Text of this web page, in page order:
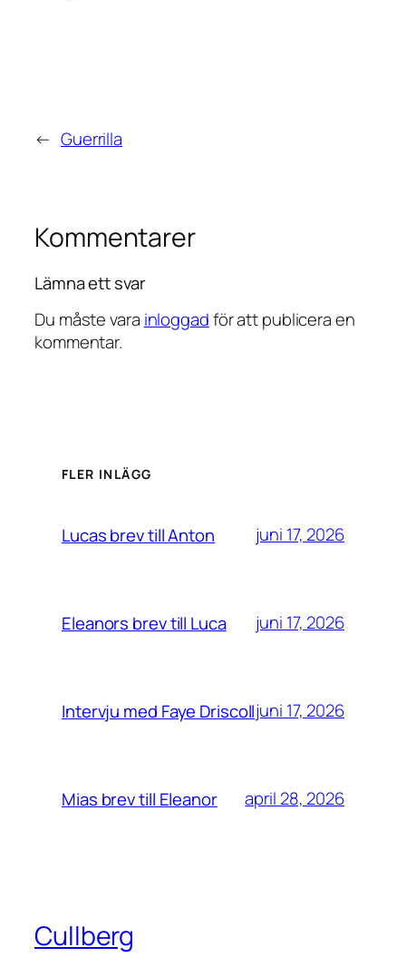
← Guerrilla
Kommentarer
Lämna ett svar
Du måste vara inloggadför att publicera en
kommentar.
FLER INLÄGG
Lucas brev till Anton juni 17, 2026
Eleanors brev till Luca juni 17, 2026
Intervju med Faye Driscolljuni 17, 2026
Mias brev till Eleanor april 28, 2026
Cullberg